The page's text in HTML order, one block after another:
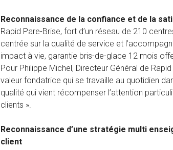
Reconnaissance de la confiance et de la
Rapid Pare-Brise, fort d’un réseau de 210
centrée sur la qualité de service et
impact à vie, garantie bris-de-glace 12 mois
Pour Philippe Michel, Directeur Général de
valeur fondatrice qui se travaille au quotidien
qualité qui vient récompenser l’attention
clients ».
Reconnaissance d’une stratégie multi
client